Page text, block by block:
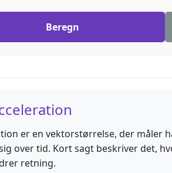
Beregn
er en vektorstørrelse, der måler
over tid. Kort sagt beskriver det,
retning.